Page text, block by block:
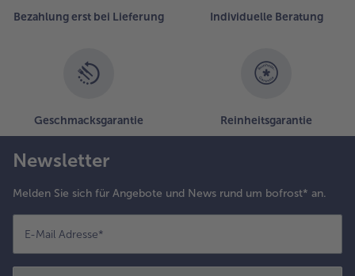
Bezahlung erst bei Lieferung Individuelle Beratung
Geschmacksgarantie Reinheitsgarantie
Newsletter
Melden Sie sich für Angebote und News rund um bofrost* an.
E-Mail Adresse*